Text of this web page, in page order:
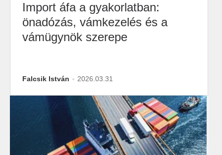
Import áfa a gyakorlatban:
önadózás, vámkezelés és a
vámügynök szerepe
Falcsik István 2026.03.31